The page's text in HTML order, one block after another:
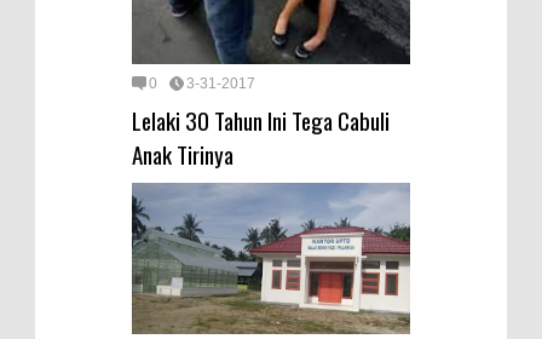
0 3-31-2017
Lelaki 30 Tahun Ini Tega Cabuli
Anak Tirinya